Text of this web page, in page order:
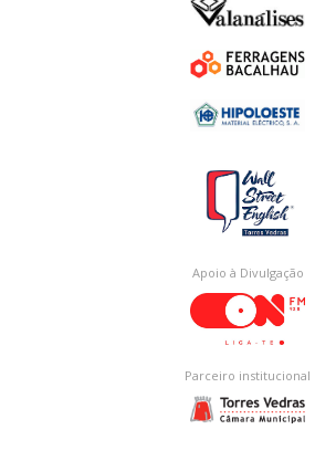
Apoio à Divulgação
Parceiro institucional